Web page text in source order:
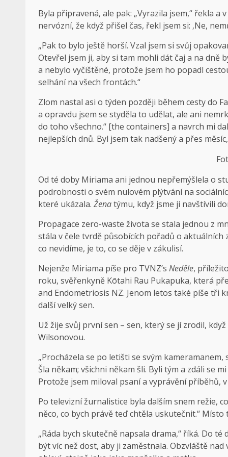
Byla připravená, ale pak: „Vyrazila jsem,“ řekla a
nervózní, že když přišel čas, řekl jsem si: ‚Ne,
„Pak to bylo ještě horší. Vzal jsem si svůj
Otevřel jsem ji, aby si tam mohli dát čaj a na
a nebylo vyčištěné, protože jsem ho popadl
selhání na všech frontách.“
Zlom nastal asi o týden později během cesty do
a opravdu jsem se styděla to udělat, ale ani
do toho všechno.“ [the containers] a navrch mi
nejlepších dnů. Byl jsem tak nadšený a přes
Od té doby Miriama ani jednou nepřemýšlela o
podrobnosti o svém nulovém plýtvání na
které ukázala. Ženatýmu, když jsme ji navštívili
Propagace zero-waste života se stala jednou z
stála v čele tvrdě působících pořadů o aktuálních
co nevidíme, je to, co se děje v zákulisí.
Nejenže Miriama píše pro TVNZ’s Neděle,
roku, svěřenkyně Kōtahi Rau Pukapuka, která
and Endometriosis NZ. Jenom letos také píše tři
další velký sen.
Už žije svůj první sen – sen, který se jí zrodil,
Wilsonovou.
„Procházela se po letišti se svým
Šla někam; všichni někam šli. Byli tým a zdáli se
Protože jsem miloval psaní a vyprávění příběhů,
Po televizní žurnalistice byla dalším snem režie,
něco, co bych právě teď chtěla uskutečnit.“
„Ráda bych skutečně napsala drama,“ říká. Do
být víc než dost, aby ji zaměstnala. Obzvláště